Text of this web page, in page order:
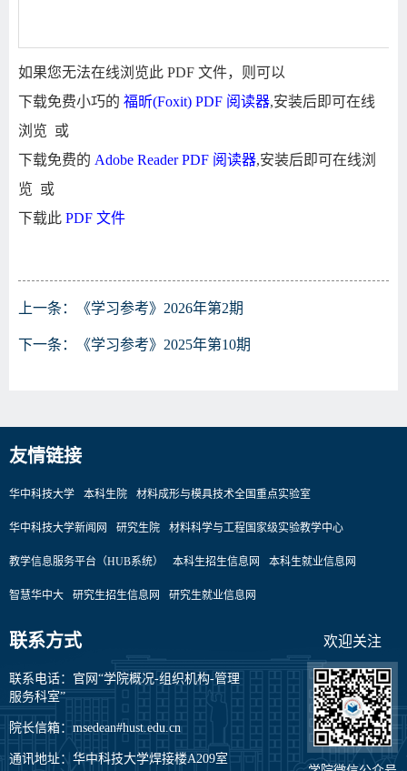
如果您无法在线浏览此 PDF 文件，则可以
下载免费小巧的 福昕(Foxit) PDF 阅读器,安装后即可在线
浏览 或
下载免费的 Adobe Reader PDF 阅读器,安装后即可在线浏
览 或
下载此 PDF 文件
上一条： 《学习参考》2026年第2期
下一条： 《学习参考》2025年第10期
友情链接
华中科技大学 本科生院 材料成形与模具技术全国重点实验室
华中科技大学新闻网 研究生院 材料科学与工程国家级实验教学中心
教学信息服务平台（HUB系统） 本科生招生信息网 本科生就业信息网
智慧华中大 研究生招生信息网 研究生就业信息网
联系方式
联系电话：官网“学院概况-组织机构-管理
服务科室”
院长信箱：msedean#hust.edu.cn
通讯地址：华中科技大学焊接楼A209室
欢迎关注